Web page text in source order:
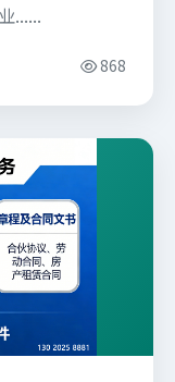
......
868